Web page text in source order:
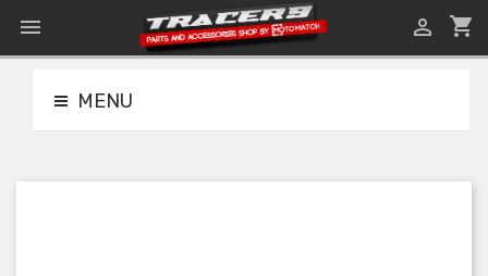
 shopping_cart

MENU